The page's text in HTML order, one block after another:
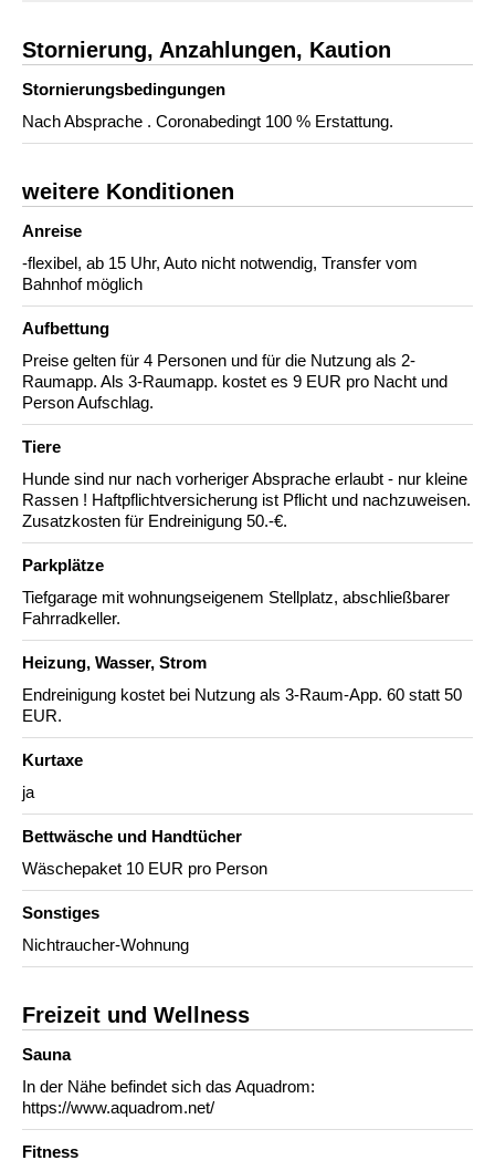
Stornierung, Anzahlungen, Kaution
Stornierungs­bedingungen
Nach Absprache . Coronabedingt 100 % Erstattung.
weitere Konditionen
Anreise
-flexibel, ab 15 Uhr, Auto nicht notwendig, Transfer vom
Bahnhof möglich
Aufbettung
Preise gelten für 4 Personen und für die Nutzung als 2-
Raumapp. Als 3-Raumapp. kostet es 9 EUR pro Nacht und
Person Aufschlag.
Tiere
Hunde sind nur nach vorheriger Absprache erlaubt - nur kleine
Rassen ! Haftpflichtversicherung ist Pflicht und nachzuweisen.
Zusatzkosten für Endreinigung 50.-€.
Parkplätze
Tiefgarage mit wohnungseigenem Stellplatz, abschließbarer
Fahrradkeller.
Heizung, Wasser, Strom
Endreinigung kostet bei Nutzung als 3-Raum-App. 60 statt 50
EUR.
Kurtaxe
ja
Bettwäsche und Handtücher
Wäschepaket 10 EUR pro Person
Sonstiges
Nichtraucher-Wohnung
Freizeit und Wellness
Sauna
In der Nähe befindet sich das Aquadrom:
https://www.aquadrom.net/
Fitness